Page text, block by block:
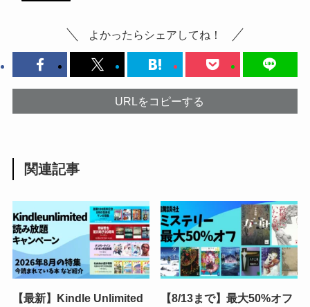
よかったらシェアしてね！
URLをコピーする
関連記事
【最新】Kindle Unlimited
【8/13まで】最大50%オフ